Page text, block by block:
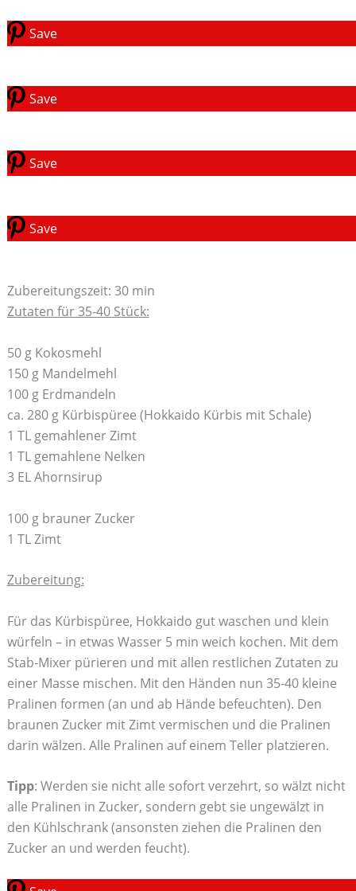
Save
Save
Save
Save
Zubereitungszeit: 30 min
Zutaten für 35-40 Stück:
50 g Kokosmehl
150 g Mandelmehl
100 g Erdmandeln
ca. 280 g Kürbispüree (Hokkaido Kürbis mit Schale)
1 TL gemahlener Zimt
1 TL gemahlene Nelken
3 EL Ahornsirup
100 g brauner Zucker
1 TL Zimt
Zubereitung:
Für das Kürbispüree, Hokkaido gut waschen und klein
würfeln – in etwas Wasser 5 min weich kochen. Mit dem
Stab-Mixer pürieren und mit allen restlichen Zutaten zu
einer Masse mischen. Mit den Händen nun 35-40 kleine
Pralinen formen (an und ab Hände befeuchten). Den
braunen Zucker mit Zimt vermischen und die Pralinen
darin wälzen. Alle Pralinen auf einem Teller platzieren.
Tipp: Werden sie nicht alle sofort verzehrt, so wälzt nicht
alle Pralinen in Zucker, sondern gebt sie ungewälzt in
den Kühlschrank (ansonsten ziehen die Pralinen den
Zucker an und werden feucht).